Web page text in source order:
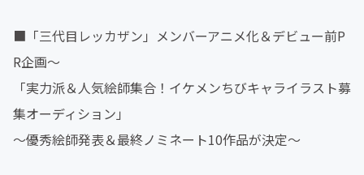
■「三代目レッカザン」メンバーアニメ化＆デビュー前P
R企画～
「実力派＆人気絵師集合！イケメンちびキャライラスト募
集オーディション」
～優秀絵師発表＆最終ノミネート10作品が決定～